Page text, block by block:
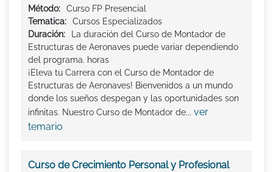
Método:
Curso FP Presencial
Tematica:
Cursos Especializados
Duración:
La duración del Curso de Montador de
Estructuras de Aeronaves puede variar dependiendo
del programa. horas
¡Eleva tu Carrera con el Curso de Montador de
Estructuras de Aeronaves! Bienvenidos a un mundo
donde los sueños despegan y las oportunidades son
infinitas. Nuestro Curso de Montador de... ver
temario
Curso de Crecimiento Personal y Profesional